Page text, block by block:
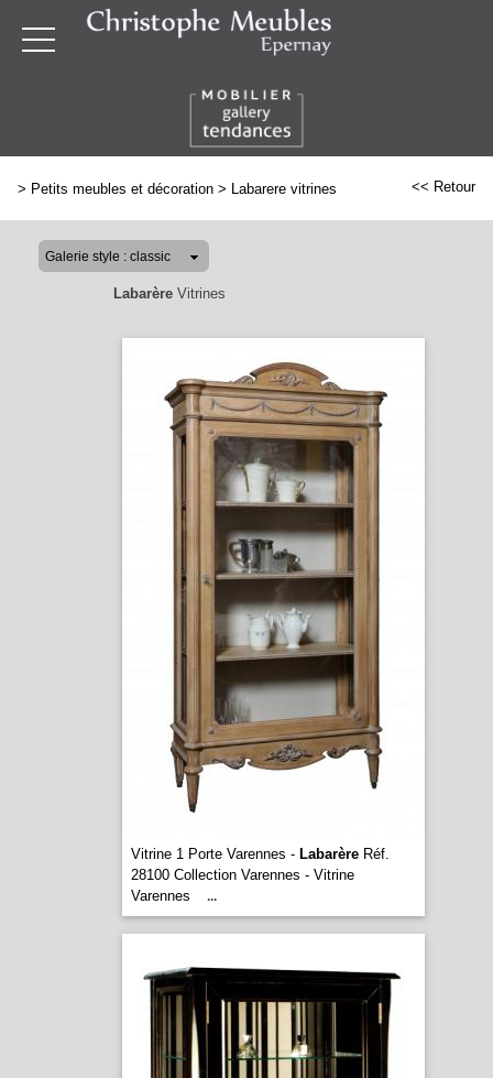
> Petits meubles et décoration > Labarere vitrines << Retour
LabarèreVitrines
Vitrine 1 Porte Varennes - LabarèreRéf.
28100 Collection Varennes - Vitrine
Varennes
...